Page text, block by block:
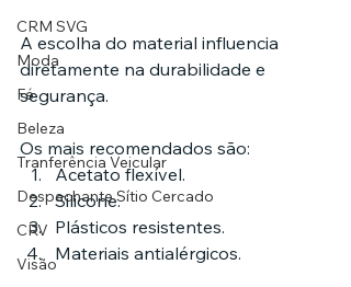
CRM SVG
Moda
Fé
Beleza
Tranferência Veicular
Despachante Sítio Cercado
CRV
Visão
A escolha do material influencia
diretamente na durabilidade e
segurança.
Os mais recomendados são:
Acetato flexível.
Silicone.
Plásticos resistentes.
Materiais antialérgicos.